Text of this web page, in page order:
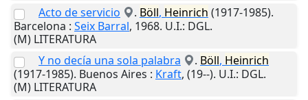
Acto de servicio
. Böll, Heinrich (1917-1985).
Barcelona : Seix Barral, 1968. U.I.: DGL.
(M) LITERATURA
Y no decía una sola palabra
. Böll, Heinrich
(1917-1985). Buenos Aires : Kraft, (19--). U.I.: DGL.
(M) LITERATURA